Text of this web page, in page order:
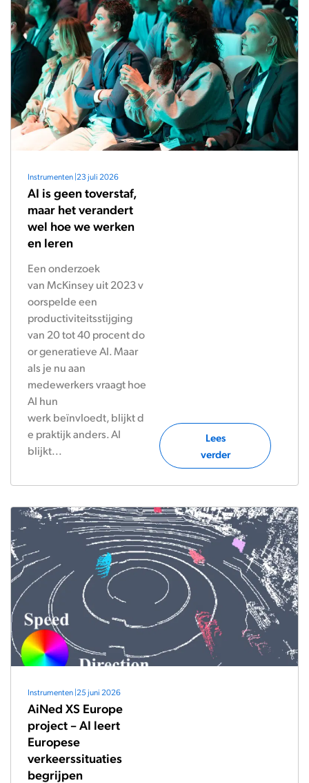
Instrumenten|23 juli 2026
AI is geen toverstaf,
maar het verandert
wel hoe we werken
en leren
Een onderzoek
van McKinsey uit 2023 v
oorspelde een
productiviteitsstijging
van 20 tot 40 procent do
or generatieve AI. Maar
als je nu aan
medewerkers vraagt hoe
AI hun
werk beïnvloedt, blijkt d
e praktijk anders. AI
blijkt...
Lees
verder
Instrumenten|25 juni 2026
AiNed XS Europe
project – AI leert
Europese
verkeerssituaties
begrijpen